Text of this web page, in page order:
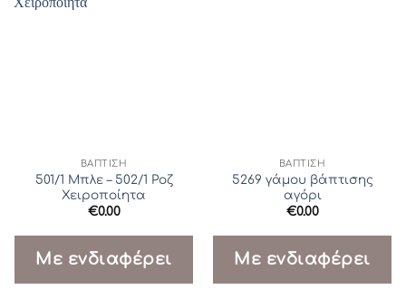
ΒΆΠΤΙΣΗ
501/1 Μπλε – 502/1 Ροζ
Χειροποίητα
€0.00
Με ενδιαφέρει
ΒΆΠΤΙΣΗ
5269 γάμου βάπτισης
αγόρι
€0.00
Με ενδιαφέρει